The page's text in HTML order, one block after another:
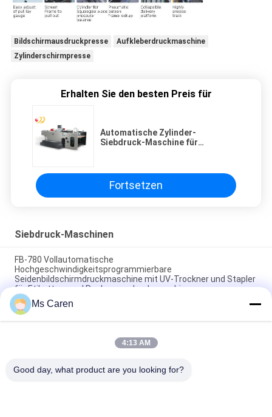
Bildschirmausdruckpresse
Aufkleberdruckmaschine
Zylinderschirmpresse
Erhalten Sie den besten Preis für
Automatische Zylinder-
Siebdruck-Maschine für
Fortsetzen
Siebdruck-Maschinen
FB-780 Vollautomatische
Hochgeschwindigkeitsprogrammierbare
Seidenbildschirmdruckmaschine mit UV-Trockner und Stapler
für Etiketten- und Rechnungsdruckmaschine
GJ6040 Single Color Automatic Silk Screen Printing Scraper
Machine with 400x600mm Print Area for Paper Industry Use
PRY-800A Vollautomatische UV-Aufhärtungssperre Zylinder
Ms Caren
4:13 AM
Good day, what product are you looking for?